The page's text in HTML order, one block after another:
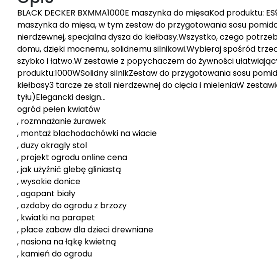
BLACK DECKER BXMMA1000E maszynka do mięsaKod produktu:
maszynka do mięsa, w tym zestaw do przygotowania sosu
nierdzewnej, specjalna dysza do kiełbasy.Wszystko, czego
domu, dzięki mocnemu, solidnemu silnikowi.Wybieraj spośród
szybko i łatwo.W zestawie z popychaczem do żywności
produktu:1000WSolidny silnikZestaw do przygotowania sosu
kiełbasy3 tarcze ze stali nierdzewnej do cięcia i mieleniaW
tyłu)Elegancki design…
ogród pełen kwiatów
, rozmnażanie żurawek
, montaż blachodachówki na wiacie
, duzy okragly stol
, projekt ogrodu online cena
, jak użyźnić glebę gliniastą
, wysokie donice
, agapant biały
, ozdoby do ogrodu z brzozy
, kwiatki na parapet
, place zabaw dla dzieci drewniane
, nasiona na łąkę kwietną
, kamień do ogrodu